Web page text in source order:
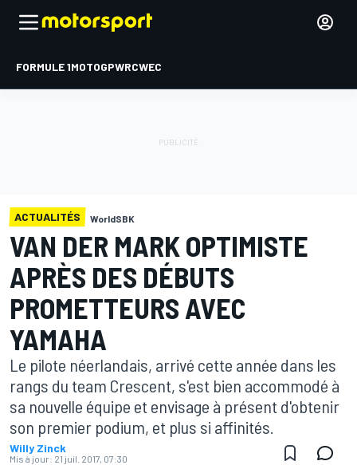
FORMULE 1MOTOGPWRCWEC
ACTUALITÉS WorldSBK
VAN DER MARK OPTIMISTE
APRÈS DES DÉBUTS
PROMETTEURS AVEC
YAMAHA
Le pilote néerlandais, arrivé cette année dans les
rangs du team Crescent, s'est bien accommodé à
sa nouvelle équipe et envisage à présent d'obtenir
son premier podium, et plus si affinités.
Willy Zinck
Mis à jour: 21 juil. 2017, 07:30